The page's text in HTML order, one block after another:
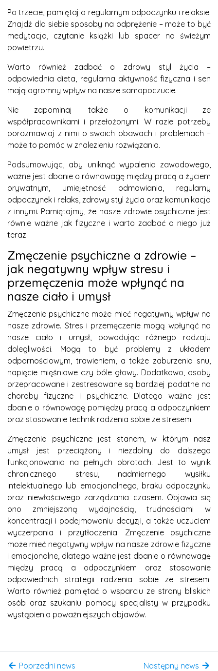
Po trzecie, pamiętaj o regularnym odpoczynku i relaksie.
Znajdź dla siebie sposoby na odprężenie – może to być
medytacja, czytanie książki lub spacer na świeżym
powietrzu.
Warto również zadbać o zdrowy styl życia –
odpowiednia dieta, regularna aktywność fizyczna i sen
mają ogromny wpływ na nasze samopoczucie.
Nie zapominaj także o komunikacji ze
współpracownikami i przełożonymi. W razie potrzeby
porozmawiaj z nimi o swoich obawach i problemach –
może to pomóc w znalezieniu rozwiązania.
Podsumowując, aby uniknąć wypalenia zawodowego,
ważne jest dbanie o równowagę między pracą a życiem
prywatnym, umiejętność odmawiania, regularny
odpoczynek i relaks, zdrowy styl życia oraz komunikacja
z innymi. Pamiętajmy, że nasze zdrowie psychiczne jest
równie ważne jak fizyczne i warto zadbać o niego już
teraz.
Zmęczenie psychiczne a zdrowie –
jak negatywny wpływ stresu i
przemęczenia może wpłynąć na
nasze ciało i umysł
Zmęczenie psychiczne może mieć negatywny wpływ na
nasze zdrowie. Stres i przemęczenie mogą wpłynąć na
nasze ciało i umysł, powodując różnego rodzaju
dolegliwości. Mogą to być problemy z układem
odpornościowym, trawieniem, a także zaburzenia snu,
napięcie mięśniowe czy bóle głowy. Dodatkowo, osoby
przepracowane i zestresowane są bardziej podatne na
choroby fizyczne i psychiczne. Dlatego ważne jest
dbanie o równowagę pomiędzy pracą a odpoczynkiem
oraz stosowanie technik radzenia sobie ze stresem.
Zmęczenie psychiczne jest stanem, w którym nasz
umysł jest przeciążony i niezdolny do dalszego
funkcjonowania na pełnych obrotach. Jest to wynik
chronicznego stresu, nadmiernego wysiłku
intelektualnego lub emocjonalnego, braku odpoczynku
oraz niewłaściwego zarządzania czasem. Objawia się
ono zmniejszoną wydajnością, trudnościami w
koncentracji i podejmowaniu decyzji, a także uczuciem
wyczerpania i przytłoczenia. Zmęczenie psychiczne
może mieć negatywny wpływ na nasze zdrowie fizyczne
i emocjonalne, dlatego ważne jest dbanie o równowagę
między pracą a odpoczynkiem oraz stosowanie
odpowiednich strategii radzenia sobie ze stresem.
Warto również pamiętać o wsparciu ze strony bliskich
osób oraz szukaniu pomocy specjalisty w przypadku
wystąpienia poważniejszych objawów.
Poprzedni news
Następny news